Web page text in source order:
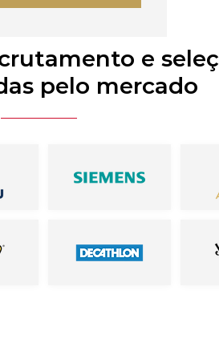
e
pelo mercado